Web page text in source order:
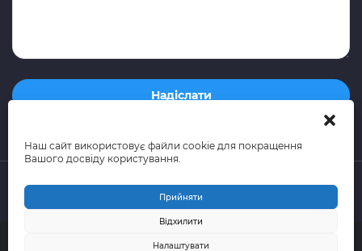
Наш сайт використовує файли cookie для покращення
Вашого досвіду користування.
Прийняти
Відхилити
Налаштувати